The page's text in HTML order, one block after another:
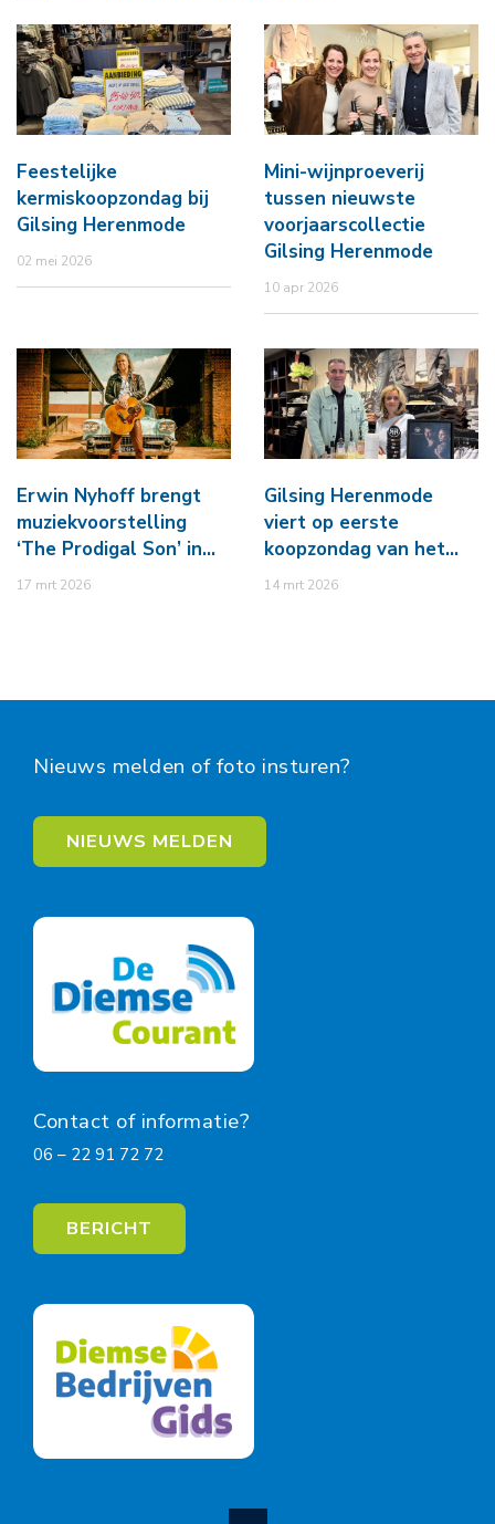
Feestelijke
kermiskoopzondag bij
Gilsing Herenmode
02 mei 2026
Mini-wijnproeverij
tussen nieuwste
voorjaarscollectie
Gilsing Herenmode
10 apr 2026
Erwin Nyhoff brengt
muziekvoorstelling
‘The Prodigal Son’ in…
17 mrt 2026
Gilsing Herenmode
viert op eerste
koopzondag van het…
14 mrt 2026
Nieuws melden of foto insturen?
NIEUWS MELDEN
Contact of informatie?
06 – 22 91 72 72
BERICHT